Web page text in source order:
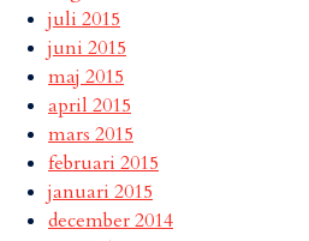
juli 2015
juni 2015
maj 2015
april 2015
mars 2015
februari 2015
januari 2015
december 2014